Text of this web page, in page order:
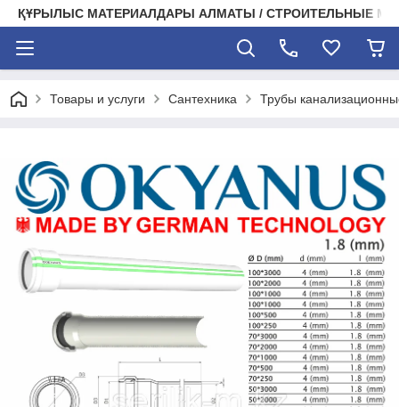
ҚҰРЫЛЫС МАТЕРИАЛДАРЫ АЛМАТЫ / СТРОИТЕЛЬНЫЕ
Товары и услуги Сантехника Трубы